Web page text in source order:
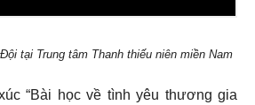
tại Trung tâm Thanh thiếu niên miền Nam
“Bài học về tình yêu thương gia